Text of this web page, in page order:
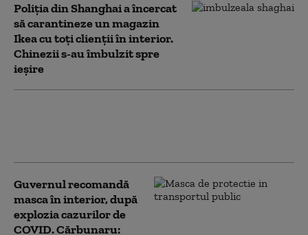
Poliția din Shanghai a încercat
să carantineze un magazin
Ikea cu toți clienții în interior.
Chinezii s-au îmbulzit spre
ieșire
Guvernul recomandă
masca în interior, după
explozia cazurilor de
COVID. Cărbunaru: